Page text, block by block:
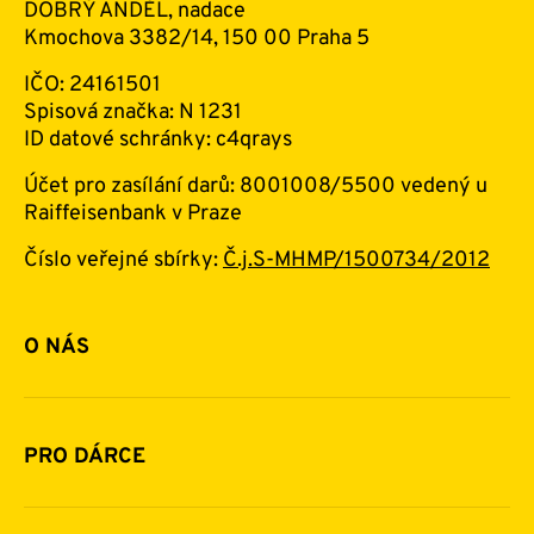
DOBRÝ ANDĚL, nadace
Kmochova 3382/14, 150 00 Praha 5
IČO: 24161501
Spisová značka: N 1231
ID datové schránky: c4qrays
Účet pro zasílání darů: 8001008/5500 vedený u
Raiffeisenbank v Praze
Číslo veřejné sbírky:Č.j.S-MHMP/1500734/2012
O NÁS
Základní informace o nadaci
Historie a zakladatelé
Financování
PRO DÁRCE
Jak pomáhat